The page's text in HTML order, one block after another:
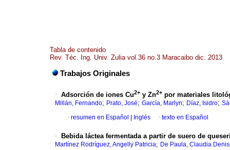
Tabla de contenido
Rev. Téc. Ing. Univ. Zulia vol.36 no.3 Maracaibo dic. 2013
Trabajos Originales
· Adsorción de iones Cu2+ y Zn2+ por materiales
Millán, Fernando; Prato, José; García, Marlyn; Díaz, Isidro;
· resumen en Español | Inglés · texto en Español
· Bebida láctea fermentada a partir de suero de
Martínez Rodríguez, Angelly Patricia; De Paula, Claudia